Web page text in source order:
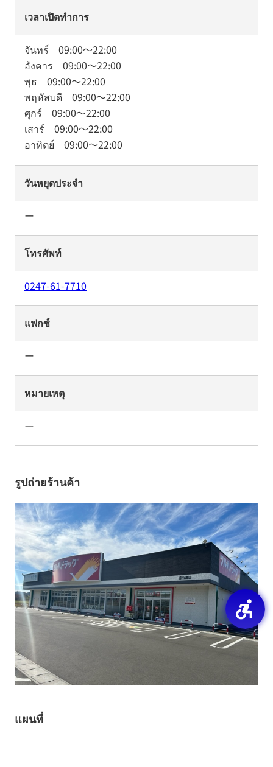
เวลาเปิดทำการ
จันทร์ 09:00～22:00
อังคาร 09:00～22:00
พุธ 09:00～22:00
พฤหัสบดี 09:00～22:00
ศุกร์ 09:00～22:00
เสาร์ 09:00～22:00
อาทิตย์ 09:00～22:00
วันหยุดประจำ
ー
โทรศัพท์
0247-61-7710
แฟกซ์
ー
หมายเหตุ
ー
รูปถ่ายร้านค้า
แผนที่